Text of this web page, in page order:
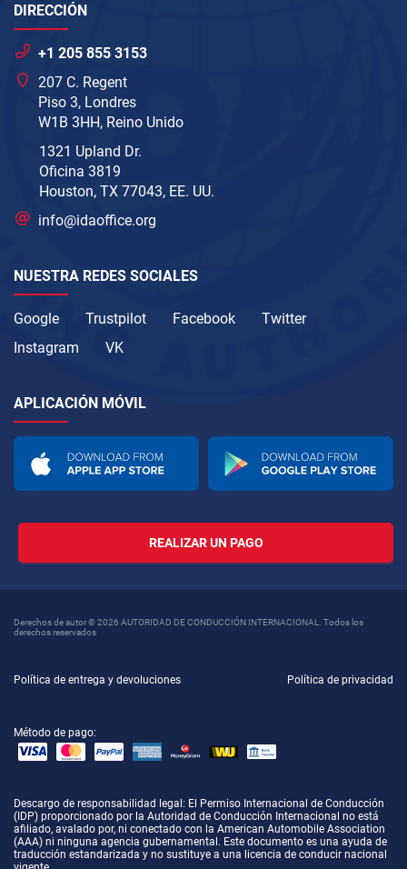
DIRECCIÓN
+1 205 855 3153
207 C. Regent
Piso 3, Londres
W1B 3HH, Reino Unido
1321 Upland Dr.
Oficina 3819
Houston, TX 77043, EE. UU.
info@idaoffice.org
NUESTRA REDES SOCIALES
Google Trustpilot Facebook
Twitter
Instagram
VK
APLICACIÓN MÓVIL
REALIZAR UN PAGO
Derechos de autor © 2026 AUTORIDAD DE CONDUCCIÓN INTERNACIONAL. Todos los
derechos reservados
Política de entrega y devoluciones Política de privacidad
Método de pago:
Descargo de responsabilidad legal : El Permiso Internacional de Conducción
(IDP) proporcionado por la Autoridad de Conducción Internacional no está
afiliado, avalado por, ni conectado con la American Automobile Association
(AAA) ni ninguna agencia gubernamental. Este documento es una ayuda de
traducción estandarizada y no sustituye a una licencia de conducir nacional